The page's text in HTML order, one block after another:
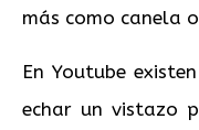
más como canela
En Youtube
echar un vistazo